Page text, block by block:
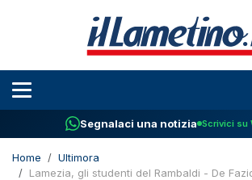
Segnalaci una notizia Scrivici su
Home
Ultimora
Lamezia, gli studenti del Rambaldi - De